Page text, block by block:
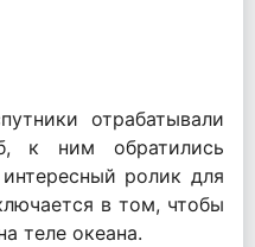
отрабатывали
к ним обратились
ролик для
в том, чтобы
теле океана.